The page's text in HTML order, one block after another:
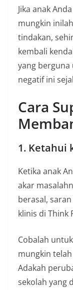
Jika anak
mungkin
tindakan,
kembali
yang
negatif ini
Cara
1. Ketahui
Ketika anak
akar
berasal,
klinis di Think
Cobalah
mungkin
Adakah
sekolah yang